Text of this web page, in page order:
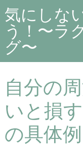
気にしな
う！〜ラ
グ〜
自分の
いと損
の具体例